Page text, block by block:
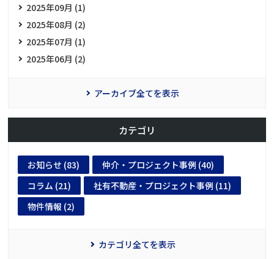
2025年09月 (1)
2025年08月 (2)
2025年07月 (1)
2025年06月 (2)
アーカイブ全てを表示
カテゴリ
お知らせ (83)
仲介・プロジェクト事例 (40)
コラム (21)
社有不動産・プロジェクト事例 (11)
物件情報 (2)
カテゴリ全てを表示